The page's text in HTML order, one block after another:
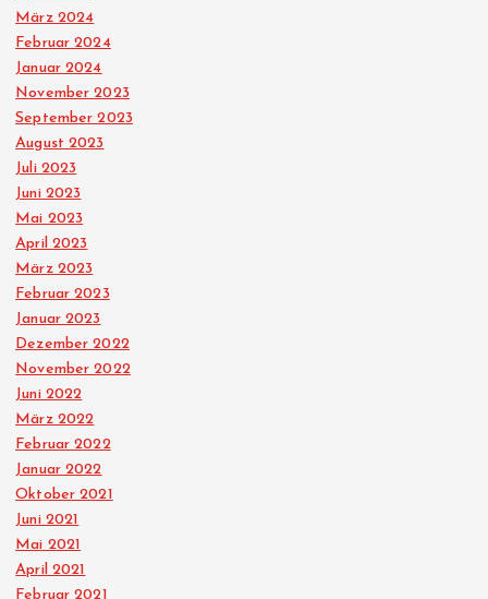
März 2024
Februar 2024
Januar 2024
November 2023
September 2023
August 2023
Juli 2023
Juni 2023
Mai 2023
April 2023
März 2023
Februar 2023
Januar 2023
Dezember 2022
November 2022
Juni 2022
März 2022
Februar 2022
Januar 2022
Oktober 2021
Juni 2021
Mai 2021
April 2021
Februar 2021